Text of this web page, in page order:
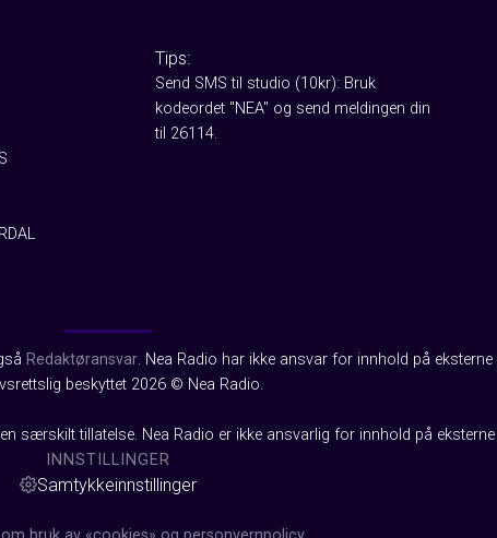
Tips:
Send SMS til studio (10kr): Bruk
kodeordet "NEA" og send meldingen din
til 26114.
Redaktøransvar. Nea Radio har ikke ansvar for innhold på
beskyttet 2026 © Nea Radio.
særskilt tillatelse. Nea Radio er ikke ansvarlig for innhold på
INNSTILLINGER
Samtykkeinnstillinger